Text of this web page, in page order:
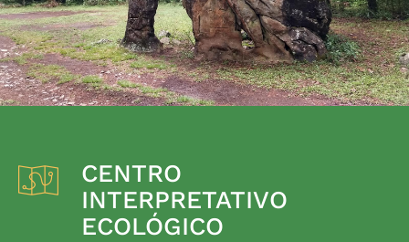
CENTRO
INTERPRETATIVO
ECOLÓGICO